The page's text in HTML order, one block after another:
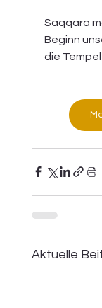
Saqqara
Beginn
die
Aktuelle